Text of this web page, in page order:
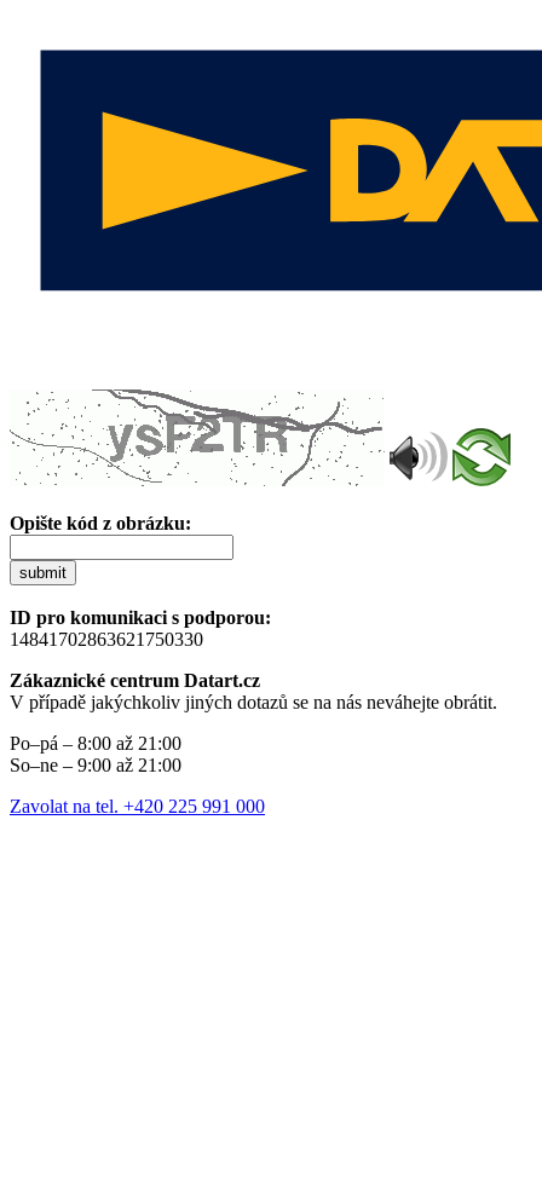
Opište kód z obrázku:
submit
ID pro komunikaci s podporou:
14841702863621750330
Zákaznické centrum Datart.cz
V případě jakýchkoliv jiných dotazů se na nás neváhejte obrátit.
Po–pá – 8:00 až 21:00
So–ne – 9:00 až 21:00
Zavolat na tel. +420 225 991 000